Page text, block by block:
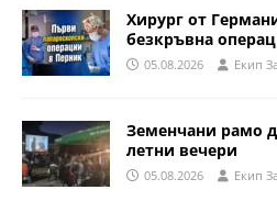
Хирург от
безкръвна
05.08.2026 Eкип
Земенчани рамо
летни вечери
05.08.2026 Eкип